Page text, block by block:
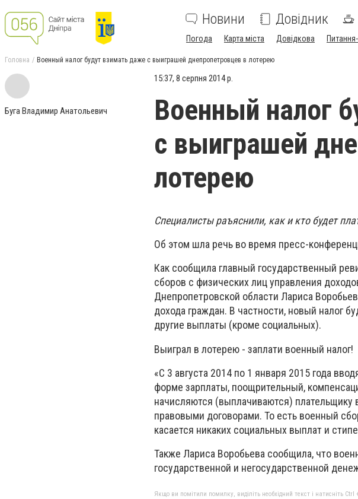
Новини Довідник
Погода Карта міста Довідкова
Головна Военный налог будут взимать даже с выиграшей днепропетровцев в лотерею
Буга Владимир Анатольевич
15:37, 8 серпня 2014 р.
Военный налог
с выиграшей
лотерею
Специалисты раъяснили, как и кто будет
Об этом шла речь во время пресс-
Как сообщила главный государственный
сборов с физических лиц управления
Днепропетровской области Лариса
дохода граждан. В частности, новый налог
другие выплаты (кроме социальных).
Выиграл в лотерею - заплати военный налог!
«С 3 августа 2014 по 1 января 2015 года
форме зарплаты, поощрительный,
начисляются (выплачиваются)
правовыми договорами. То есть военный
касается никаких социальных выплат и
Также Лариса Воробьева сообщила, что
государственной и негосударственной
Якщо ви помітили помилку, виділіть необхідний текст і натисніть